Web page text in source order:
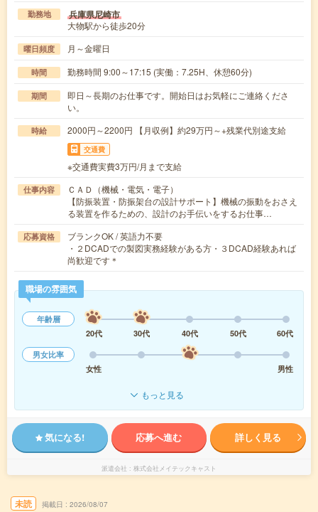
勤務地 兵庫県尼崎市
大物駅から徒歩20分
曜日頻度 月～金曜日
時間 勤務時間 9:00～17:15 (実働：7.25H、休憩60分)
期間
即日～長期のお仕事です。開始日はお気軽にご連絡くださ
い。
時給 2000円～2200円 【月収例】約29万円～+残業代別途支給
交通費
※交通費実費3万円/月まで支給
仕事内容
ＣＡＤ（機械・電気・電子）
【防振装置・防振架台の設計サポート】機械の振動をおさえ
る装置を作るための、設計のお手伝いをするお仕事…
応募資格
ブランクOK / 英語力不要
・２DCADでの製図実務経験がある方・３DCAD経験あれば
尚歓迎です＊
職場の雰囲気
年齢層
20代
30代 40代 50代
60代
男女比率
女性
男性
もっと見る
気になる! 応募へ進む 詳しく見る
派遣会社 株式会社メイテックキャスト
未読 掲載日 2026/08/07